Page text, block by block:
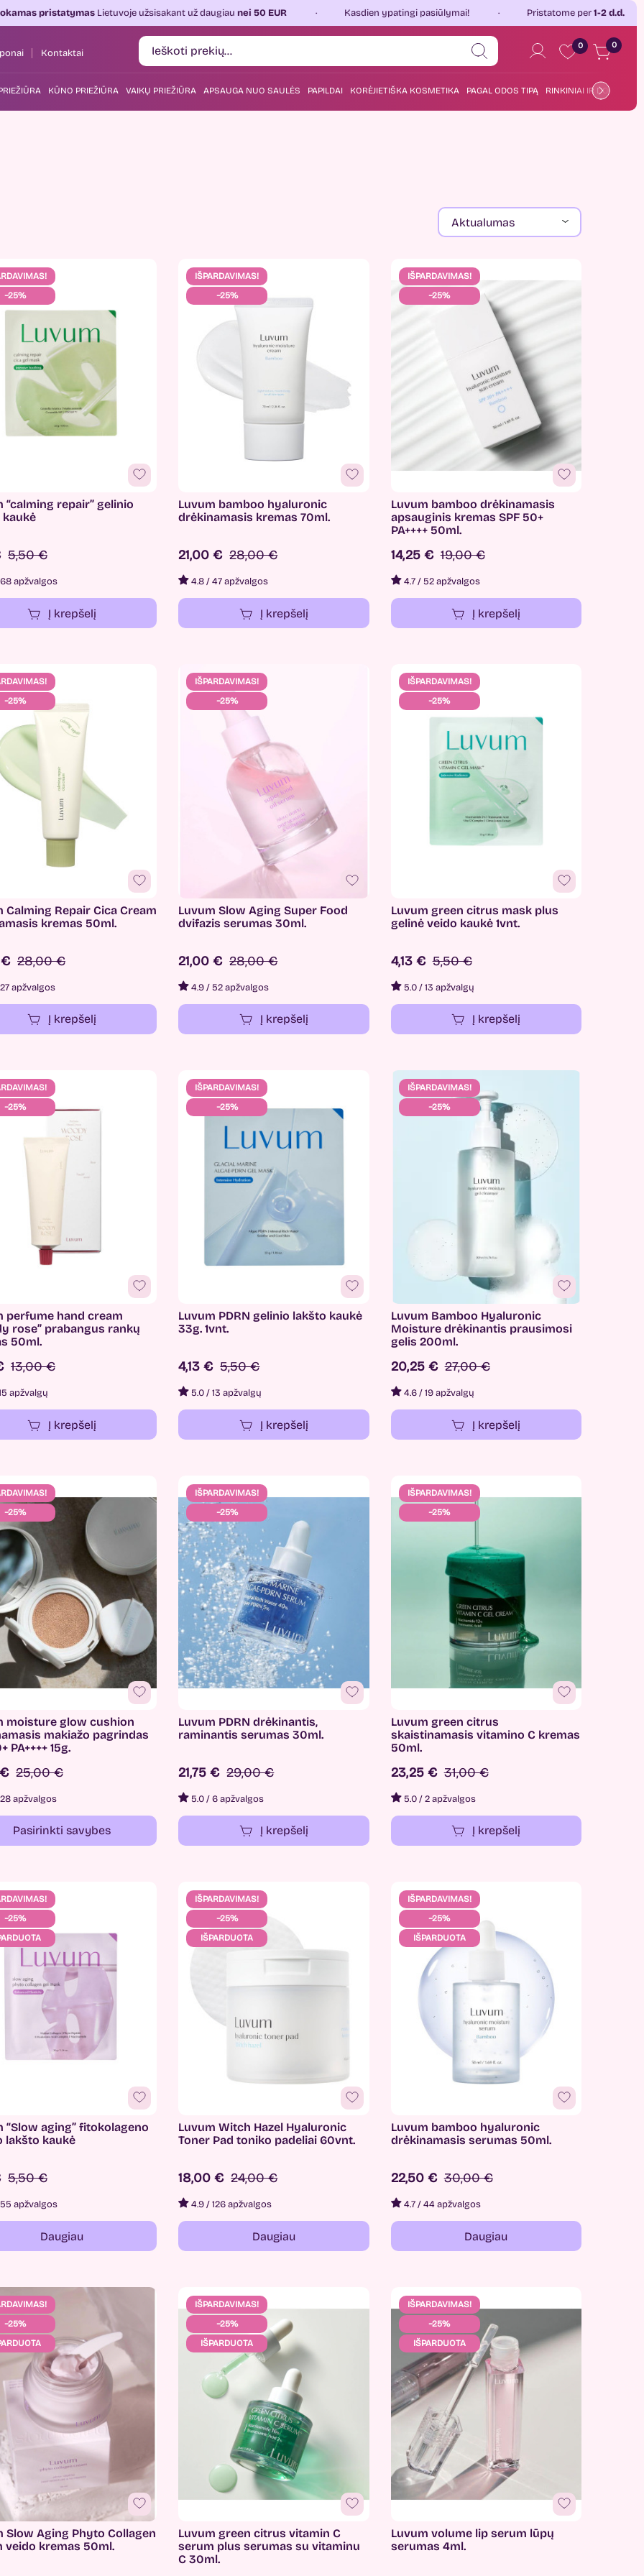
Lietuvoje užsisakant už daugiaunei 50 EUR Kasdien ypatingi pasiūlymai! Pristatome per1-2 d.d.
Kontaktai
0 0
KŪNO PRIEŽIŪRA VAIKŲ PRIEŽIŪRA APSAUGA NUO SAULĖS PAPILDAI KORĖJIETIŠKA KOSMETIKA PAGAL ODOS TIPĄ RINKINIAI IR DOVANOS
Aktualumas
−25%
“calming repair” gelinio
5,50 €
68 apžvalgos
Į krepšelį
IŠPARDAVIMAS!
−25%
Luvum bamboo hyaluronic
drėkinamasis kremas 70ml.
21,00 € 28,00 €
4.8/47 apžvalgos
Į krepšelį
IŠPARDAVIMAS!
−25%
Luvum bamboo drėkinamasis
apsauginis kremas SPF 50+
PA++++ 50ml.
14,25 € 19,00 €
4.7/52 apžvalgos
Į krepšelį
−25%
Calming Repair Cica Cream
kremas 50ml.
€ 28,00 €
27 apžvalgos
Į krepšelį
IŠPARDAVIMAS!
−25%
Luvum Slow Aging Super Food
dvifazis serumas 30ml.
21,00 € 28,00 €
4.9/52 apžvalgos
Į krepšelį
IŠPARDAVIMAS!
−25%
Luvum green citrus mask plus
gelinė veido kaukė 1vnt.
4,13 € 5,50 €
5.0/13 apžvalgų
Į krepšelį
−25%
perfume hand cream
rose” prabangus rankų
50ml.
13,00 €
apžvalgų
Į krepšelį
IŠPARDAVIMAS!
−25%
Luvum PDRN gelinio lakšto kaukė
33g. 1vnt.
4,13 € 5,50 €
5.0/13 apžvalgų
Į krepšelį
IŠPARDAVIMAS!
−25%
Luvum Bamboo Hyaluronic
Moisture drėkinantis prausimosi
gelis 200ml.
20,25 € 27,00 €
4.6/19 apžvalgų
Į krepšelį
−25%
moisture glow cushion
makiažo pagrindas
PA++++ 15g.
25,00 €
28 apžvalgos
Pasirinkti savybes
IŠPARDAVIMAS!
−25%
Luvum PDRN drėkinantis,
raminantis serumas 30ml.
21,75 € 29,00 €
5.0/6 apžvalgos
Į krepšelį
IŠPARDAVIMAS!
−25%
Luvum green citrus
skaistinamasis vitamino C kremas
50ml.
23,25 € 31,00 €
5.0/2 apžvalgos
Į krepšelį
−25%
“Slow aging” fitokolageno
lakšto kaukė
5,50 €
55 apžvalgos
Daugiau
IŠPARDAVIMAS!
−25%
IŠPARDUOTA
Luvum Witch Hazel Hyaluronic
Toner Pad toniko padeliai 60vnt.
18,00 € 24,00 €
4.9/126 apžvalgos
Daugiau
IŠPARDAVIMAS!
−25%
IŠPARDUOTA
Luvum bamboo hyaluronic
drėkinamasis serumas 50ml.
22,50 € 30,00 €
4.7/44 apžvalgos
Daugiau
−25%
Slow Aging Phyto Collagen
veido kremas 50ml.
IŠPARDAVIMAS!
−25%
IŠPARDUOTA
Luvum green citrus vitamin C
serum plus serumas su vitaminu
C 30ml.
IŠPARDAVIMAS!
−25%
IŠPARDUOTA
Luvum volume lip serum lūpų
serumas 4ml.